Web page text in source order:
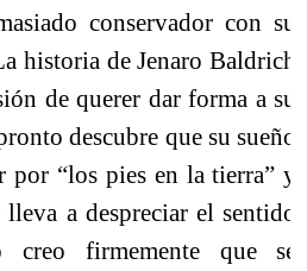
conservador con su
historia de Jenaro Baldrich
de querer dar forma a su
descubre que su sueño
por “los pies en la tierra” y
a despreciar el sentido
creo firmemente que se